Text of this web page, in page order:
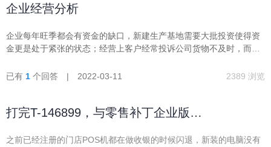
企业经营分析
企业每年旺季都会有资金的缺口，新建生产基地需要大批投资使得资
金更是处于紧张的状态；经营上客户经常投诉公司货物不及时，而销
上，采购常反映自己的问题是财务的资金保障跟不上，财务常反映自
已有 1 个回答 | 2022-03-11 2389 浏览
打完T-146899，与零售补丁企业版
之前已经注册的门店POS机都在做收银的时候闪退，新装的电脑没有